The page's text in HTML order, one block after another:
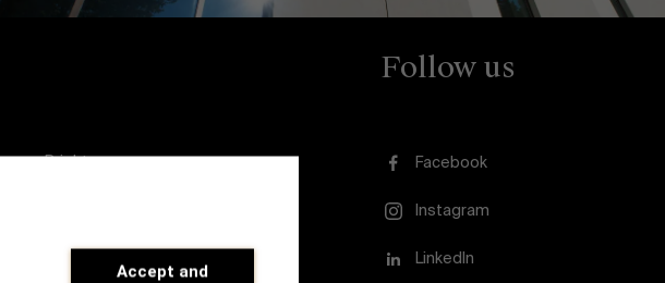
Accept and
Brightspace
Diversiteits- en
Follow us
Facebook
Instagram
LinkedIn